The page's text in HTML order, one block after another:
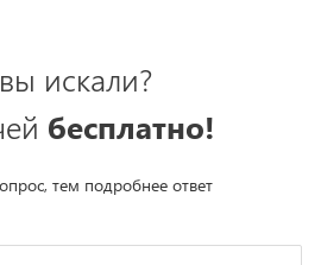
искали?
бесплатно!
тем подробнее ответ